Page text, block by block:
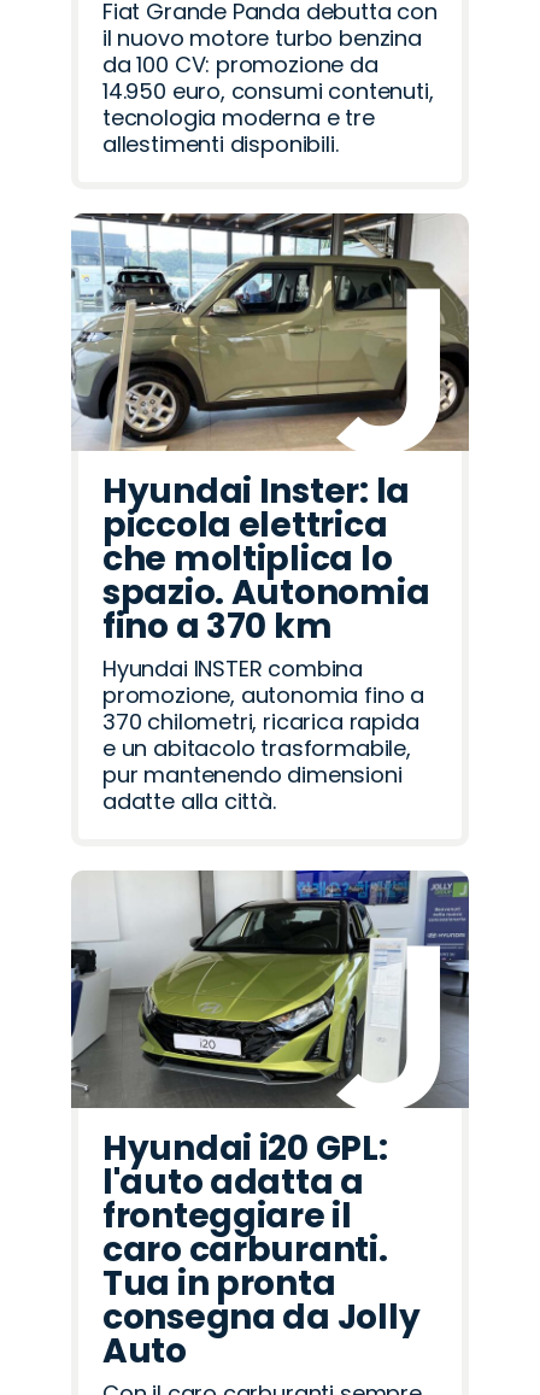
Fiat Grande Panda debutta con
il nuovo motore turbo benzina
da 100 CV: promozione da
14.950 euro, consumi contenuti,
tecnologia moderna e tre
allestimenti disponibili.
Hyundai Inster: la
piccola elettrica
che moltiplica lo
spazio. Autonomia
fino a 370 km
Hyundai INSTER combina
promozione, autonomia fino a
370 chilometri, ricarica rapida
e un abitacolo trasformabile,
pur mantenendo dimensioni
adatte alla città.
Hyundai i20 GPL:
l'auto adatta a
fronteggiare il
caro carburanti.
Tua in pronta
consegna da Jolly
Auto